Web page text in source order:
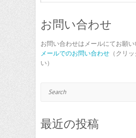
お問い合わせ
お問い合わせはメールにてお願い
メールでのお問い合わせ （クリ
い）
最近の投稿